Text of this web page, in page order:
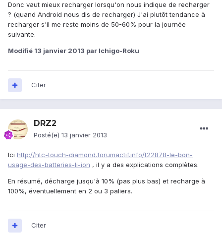
Donc vaut mieux recharger lorsqu'on nous indique de recharger
? (quand Android nous dis de recharger) J'ai plutôt tendance à
recharger s'il me reste moins de 50-60% pour la journée
suivante.
Modifié 13 janvier 2013 par Ichigo-Roku
Citer
DRZ2
Posté(e) 13 janvier 2013
Ici http://htc-touch-diamond.forumactif.info/t22878-le-bon-
usage-des-batteries-li-ion , il y a des explications complètes.
En résumé, décharge jusqu'à 10% (pas plus bas) et recharge à
100%, éventuellement en 2 ou 3 paliers.
Citer